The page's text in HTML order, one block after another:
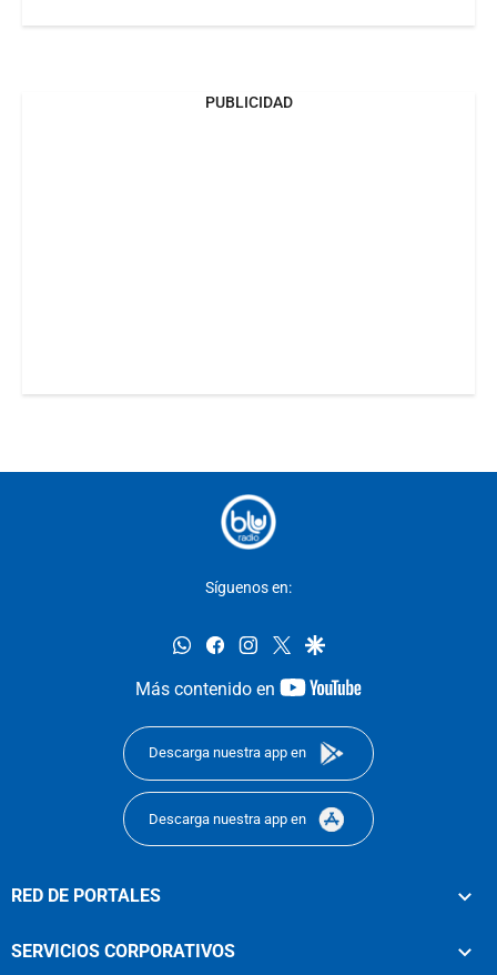
PUBLICIDAD
Síguenos en:
whatsappfacebookinstagram
twittergoogle
Más contenido en
youtube-
Descarga nuestra app en
Descarga nuestra app en
RED DE PORTALES
SERVICIOS CORPORATIVOS